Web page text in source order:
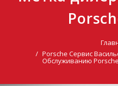
Porsche Сервис
Обслуживанию